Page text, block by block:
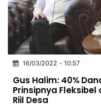
INDONESIA
Partner
NTB
Time
IDN
Jogja
Rakyat
News
Notice
Baru
16/03/2022 - 10:57
Gus Halim: 40%
Prinsipnya
Riil Desa